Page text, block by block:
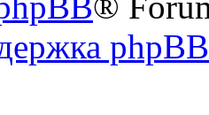
phpBB